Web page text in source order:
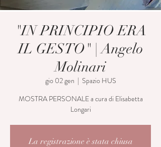
"IN PRINCIPIO ERA
IL GESTO" | Angelo
Molinari
gio 02 gen
  |
Spazio HUS
MOSTRA PERSONALE a cura di Elisabetta
Longari
La registrazione è stata chiusa